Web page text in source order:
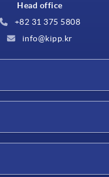
Head office
+82 31 375 5808
info@kipp.kr